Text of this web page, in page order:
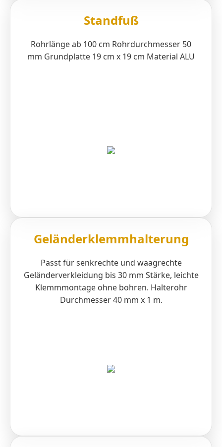
Standfuß
Rohrlänge ab 100 cm Rohrdurchmesser 50
mm Grundplatte 19 cm x 19 cm Material ALU
Geländerklemmhalterung
Passt für senkrechte und waagrechte
Geländerverkleidung bis 30 mm Stärke, leichte
Klemmmontage ohne bohren. Halterohr
Durchmesser 40 mm x 1 m.